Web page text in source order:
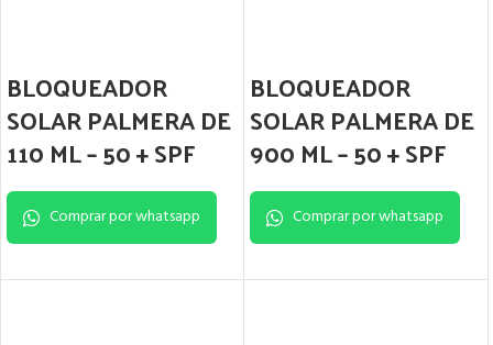
BLOQUEADOR
SOLAR PALMERA DE
110 ML – 50 + SPF
Comprar por whatsapp
BLOQUEADOR
SOLAR PALMERA DE
900 ML – 50 + SPF
Comprar por whatsapp